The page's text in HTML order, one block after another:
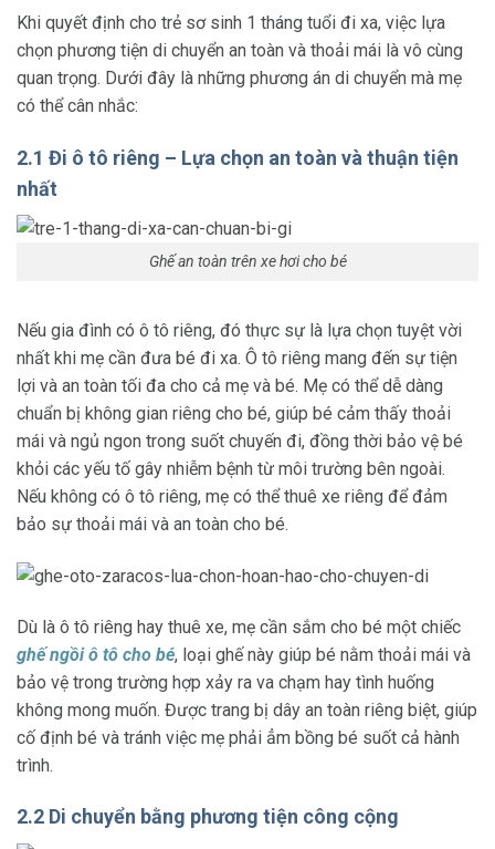
Khi quyết định cho trẻ sơ sinh 1 tháng tuổi đi xa, việc lựa
chọn phương tiện di chuyển an toàn và thoải mái là vô cùng
quan trọng. Dưới đây là những phương án di chuyển mà mẹ
có thể cân nhắc:
2.1 Đi ô tô riêng – Lựa chọn an toàn và thuận tiện
nhất
Ghế an toàn trên xe hơi cho bé
Nếu gia đình có ô tô riêng, đó thực sự là lựa chọn tuyệt vời
nhất khi mẹ cần đưa bé đi xa. Ô tô riêng mang đến sự tiện
lợi và an toàn tối đa cho cả mẹ và bé. Mẹ có thể dễ dàng
chuẩn bị không gian riêng cho bé, giúp bé cảm thấy thoải
mái và ngủ ngon trong suốt chuyến đi, đồng thời bảo vệ bé
khỏi các yếu tố gây nhiễm bệnh từ môi trường bên ngoài.
Nếu không có ô tô riêng, mẹ có thể thuê xe riêng để đảm
bảo sự thoải mái và an toàn cho bé.
Dù là ô tô riêng hay thuê xe, mẹ cần sắm cho bé một chiếc
ghế ngồi ô tô cho bé, loại ghế này giúp bé nằm thoải mái và
bảo vệ trong trường hợp xảy ra va chạm hay tình huống
không mong muốn. Được trang bị dây an toàn riêng biệt, giúp
cố định bé và tránh việc mẹ phải ẳm bồng bé suốt cả hành
trình.
2.2 Di chuyển bằng phương tiện công cộng